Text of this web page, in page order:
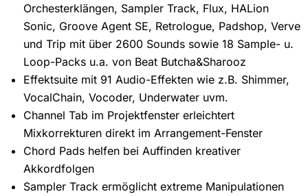
Orchesterklängen, Sampler Track, Flux, HALion
Sonic, Groove Agent SE, Retrologue, Padshop, Verve
und Trip mit über 2600 Sounds sowie 18 Sample- u.
Loop-Packs u.a. von Beat Butcha&Sharooz
Effektsuite mit 91 Audio-Effekten wie z.B. Shimmer,
VocalChain, Vocoder, Underwater uvm.
Channel Tab im Projektfenster erleichtert
Mixkorrekturen direkt im Arrangement-Fenster
Chord Pads helfen bei Auffinden kreativer
Akkordfolgen
Sampler Track ermöglicht extreme Manipulationen